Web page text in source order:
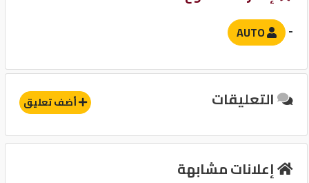
حساسات
آخرى
GPS
قفل مركزى للابواب
-
AUTO
التعليقات أضف تعليق
إعلانات مشابهة